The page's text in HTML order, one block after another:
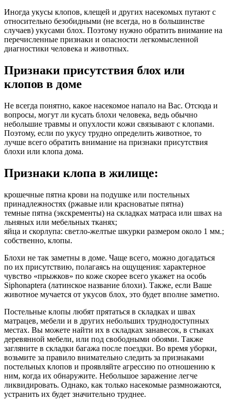
Иногда укусы клопов, клещей и других насекомых путают с
относительно безобидными (не всегда, но в большинстве
случаев) укусами блох. Поэтому нужно обратить внимание на
перечисленные признаки и опасности легкомысленной
диагностики человека и животных.
Признаки присутствия блох или
клопов в доме
Не всегда понятно, какое насекомое напало на Вас. Отсюда и
вопросы, могут ли кусать блохи человека, ведь обычно
небольшие травмы и опухлости кожи связывают с клопами.
Поэтому, если по укусу трудно определить животное, то
лучше всего обратить внимание на признаки присутствия
блохи или клопа дома.
Признаки клопа в жилище:
крошечные пятна крови на подушке или постельных
принадлежностях (ржавые или красноватые пятна)
темные пятна (экскременты) на складках матраса или швах на
льняных или мебельных тканях;
яйца и скорлупа: светло-желтые шкурки размером около 1 мм.;
собственно, клопы.
Блохи не так заметны в доме. Чаще всего, можно догадаться
по их присутствию, полагаясь на ощущения: характерное
чувство «прыжков» по коже скорее всего укажет на особь
Siphonaptera (латинское название блохи). Также, если Ваше
животное мучается от укусов блох, это будет вполне заметно.
Постельные клопы любят прятаться в складках и швах
матрацев, мебели и в других небольших труднодоступных
местах. Вы можете найти их в складках занавесок, в стыках
деревянной мебели, или под свободными обоями. Также
загляните в складки багажа после поездки. Во время уборки,
возьмите за правило внимательно следить за признаками
постельных клопов и проявляйте агрессию по отношению к
ним, когда их обнаружите. Небольшое заражение легче
ликвидировать. Однако, как только насекомые размножаются,
устранить их будет значительно труднее.